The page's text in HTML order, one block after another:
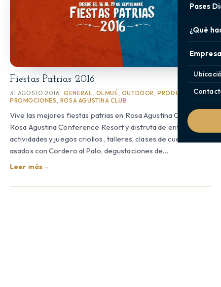
Pases
¿Qué
Fiestas Patrias 2016
31 AGOSTO 2016 ·GENERAL, OLMUÉ, OUTDOOR,PRODUCTOS Y
PROMOCIONES , ROSA AGUSTINA CLUB
Vive las mejores fiestas patrias en Rosa Agustina Club y
Rosa Agustina Conference Resort y disfruta de entretenidas
actividades y juegos criollos , talleres, clases de cueca,
asados con Cordero al Palo, degustaciones de…
Leer más→